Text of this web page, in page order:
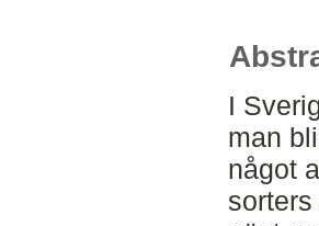
I
man
något